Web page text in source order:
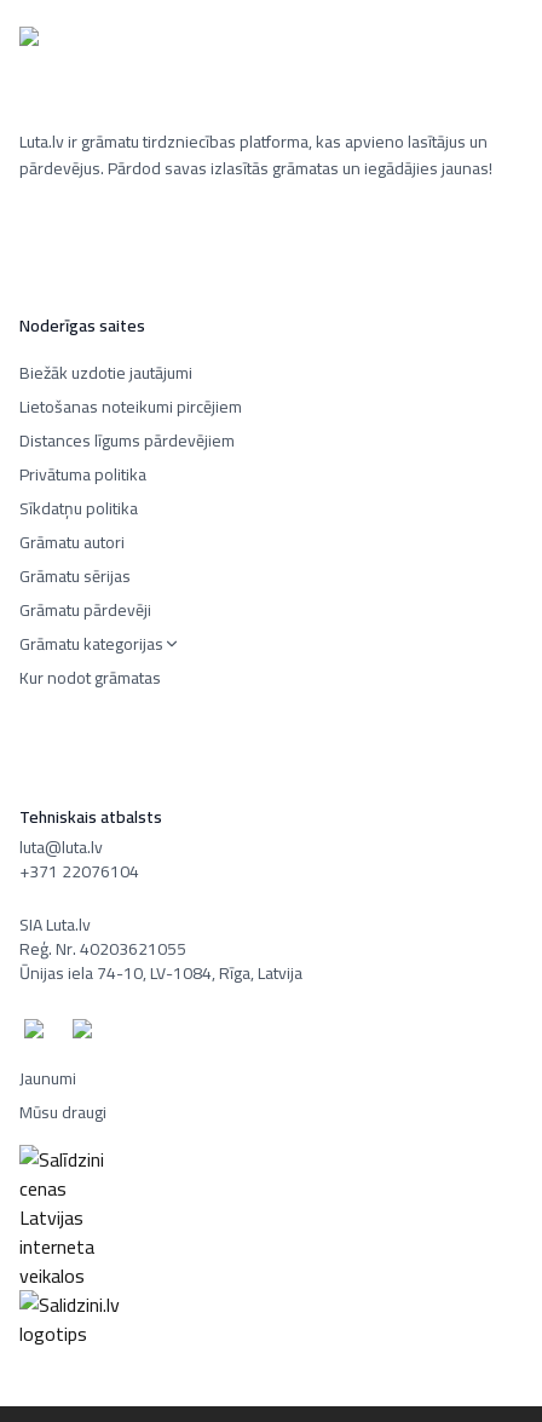
Luta.lv ir grāmatu tirdzniecības platforma, kas apvieno lasītājus un
pārdevējus. Pārdod savas izlasītās grāmatas un iegādājies jaunas!
Noderīgas saites
Biežāk uzdotie jautājumi
Lietošanas noteikumi pircējiem
Distances līgums pārdevējiem
Privātuma politika
Sīkdatņu politika
Grāmatu autori
Grāmatu sērijas
Grāmatu pārdevēji
Grāmatu kategorijas
Kur nodot grāmatas
Tehniskais atbalsts
luta@luta.lv
+371 22076104
SIA Luta.lv
Reģ. Nr. 40203621055
Ūnijas iela 74-10, LV-1084, Rīga, Latvija
Jaunumi
Mūsu draugi